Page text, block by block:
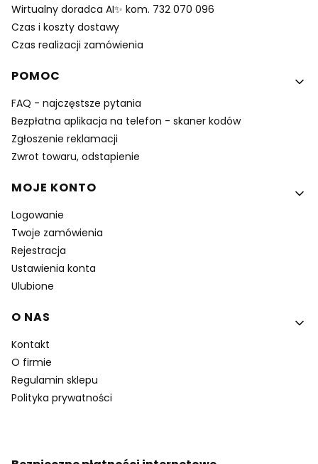
Wirtualny doradca AI✨ kom. 732 070 096
Czas i koszty dostawy
Czas realizacji zamówienia
POMOC
FAQ - najczęstsze pytania
Bezpłatna aplikacja na telefon - skaner kodów
Zgłoszenie reklamacji
Zwrot towaru, odstapienie
MOJE KONTO
Logowanie
Twoje zamówienia
Rejestracja
Ustawienia konta
Ulubione
O NAS
Kontakt
O firmie
Regulamin sklepu
Polityka prywatności